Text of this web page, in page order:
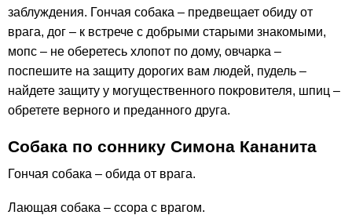
заблуждения. Гончая собака – предвещает обиду от
врага, дог – к встрече с добрыми старыми знакомыми,
мопс – не оберетесь хлопот по дому, овчарка –
поспешите на защиту дорогих вам людей, пудель –
найдете защиту у могущественного покровителя, шпиц –
обретете верного и преданного друга.
Собака по соннику Симона Кананита
Гончая собака – обида от врага.
Лающая собака – ссора с врагом.